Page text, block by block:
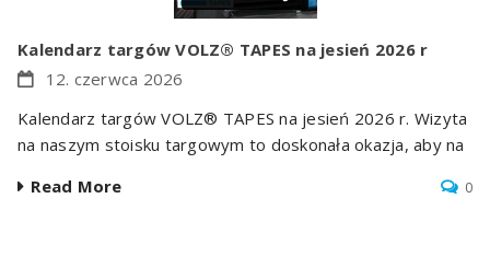
Kalendarz targów VOLZ® TAPES na jesień 2026 r
12. czerwca 2026
Kalendarz targów VOLZ® TAPES na jesień 2026 r. Wizyta
na naszym stoisku targowym to doskonała okazja, aby na
Read More
0